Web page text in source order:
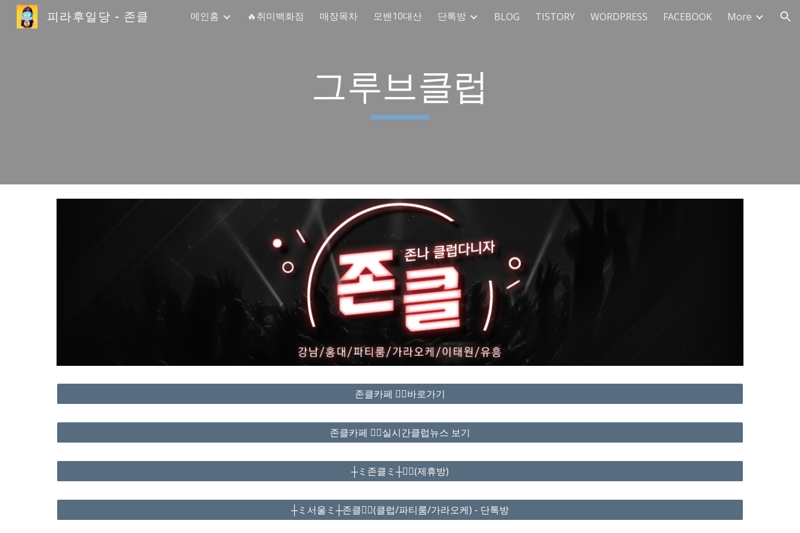
Skip to main content Skip to navigation
피라후일당 - 존클 메인홈 🔥취미백화점 매장목차 모밴10대산 단톡방 BLOG TISTORY WORDPRESS FACEBOOK More
그루브클럽
존클카페 ❤️‍🔥바로가기
존클카페 ❤️‍🔥실시간클럽뉴스 보기
┼ミ존클ミ┼❤️‍🔥(제휴방)
┼ミ서울ミ┼존클❤️‍🔥(클럽/파티룸/가라오케) - 단톡방